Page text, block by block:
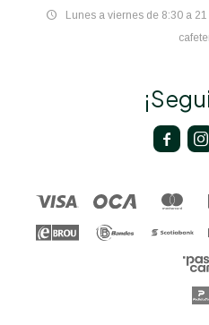
Lunes a viernes de 8:30 a
 